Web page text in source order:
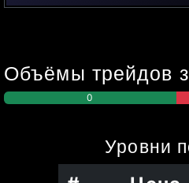
Объёмы трейдов
Уровни